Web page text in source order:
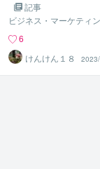
記事
ビジネス・マーケティ
6
けんけん１８